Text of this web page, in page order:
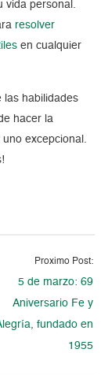
vida personal.
resolver
en cualquier
las habilidades
hacer la
excepcional.
Proximo Post:
5 de marzo: 69
Aniversario Fe y
fundado en
1955